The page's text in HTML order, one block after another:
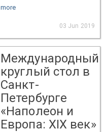
more
03 Jun 2019
Международный
круглый стол в
Санкт-
Петербурге
«Наполеон и
Европа: XIX век»